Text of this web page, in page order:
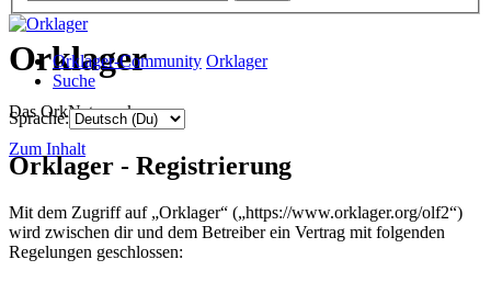
Orklager
Das OrkNetzwerk
Zum Inhalt
Orklager-Community Orklager
Suche
Sprache:
Orklager - Registrierung
Mit dem Zugriff auf „Orklager“ („https://www.orklager.org/olf2“)
wird zwischen dir und dem Betreiber ein Vertrag mit folgenden
Regelungen geschlossen: